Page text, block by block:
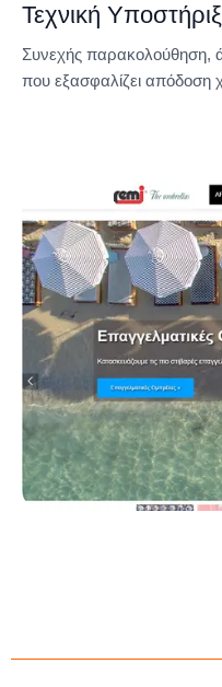
Τεχνική
Συνεχής παρακολούθηση,
που εξασφαλίζει απόδοση